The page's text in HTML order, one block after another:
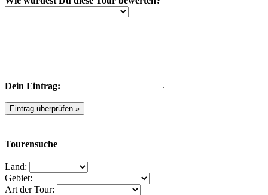
Dein Eintrag:
Tourensuche
Land:
Gebiet:
Art der Tour: